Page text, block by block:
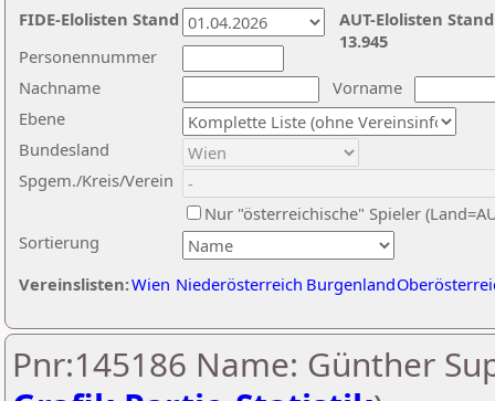
Nachname
Vorname
Ebene
Sortierung
Personennummer
Bundesland
Spgem./Kreis/Verein
Nur "österreichische" Spieler
Vereinslisten:Wien Niederösterreich Burgenland
AUT-Elolisten
13.945
FIDE-Elolisten Stand
Pnr:145186 Name: Günther